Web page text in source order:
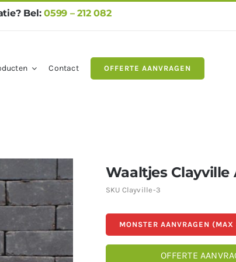
Bel:0599 – 212 082
Contact OFFERTE AANVRAGEN
Waaltjes
SKU Clayville-3
MONSTER AANVRAGEN
OFFERTE